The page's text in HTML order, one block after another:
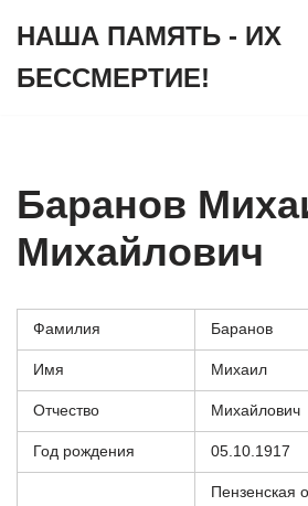
к
НАША ПАМЯТЬ - ИХ
БЕССМЕРТИЕ!
Баранов
Михайлович
Фамилия Баранов
Имя Михаил
Отчество Михайлович
Год рождения 05.10.1917
Пензенская